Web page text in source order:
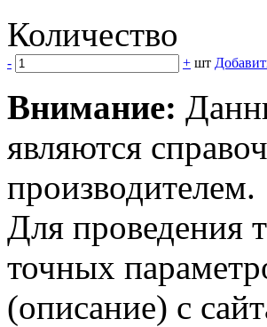
Количество
- + шт
Внимание:
являются
производителем.
Для проведения
точных
(описание) с